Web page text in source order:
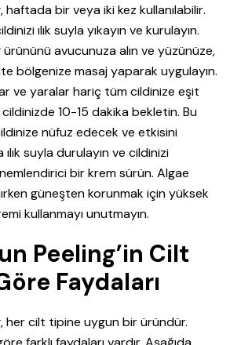
bir veya iki kez kullanılabilir.
ılık suyla yıkayın ve kurulayın.
avucunuza alın ve yüzünüze,
bölgenize masaj yaparak uygulayın.
ve yaralar hariç tüm cildinize eşit
10-15 dakika bekletin. Bu
nüfuz edecek ve etkisini
suyla durulayın ve cildinizi
bir krem sürün. Algae
güneşten korunmak için yüksek
kullanmayı unutmayın.
Peeling’in Cilt
Faydaları
her cilt tipine uygun bir üründür.